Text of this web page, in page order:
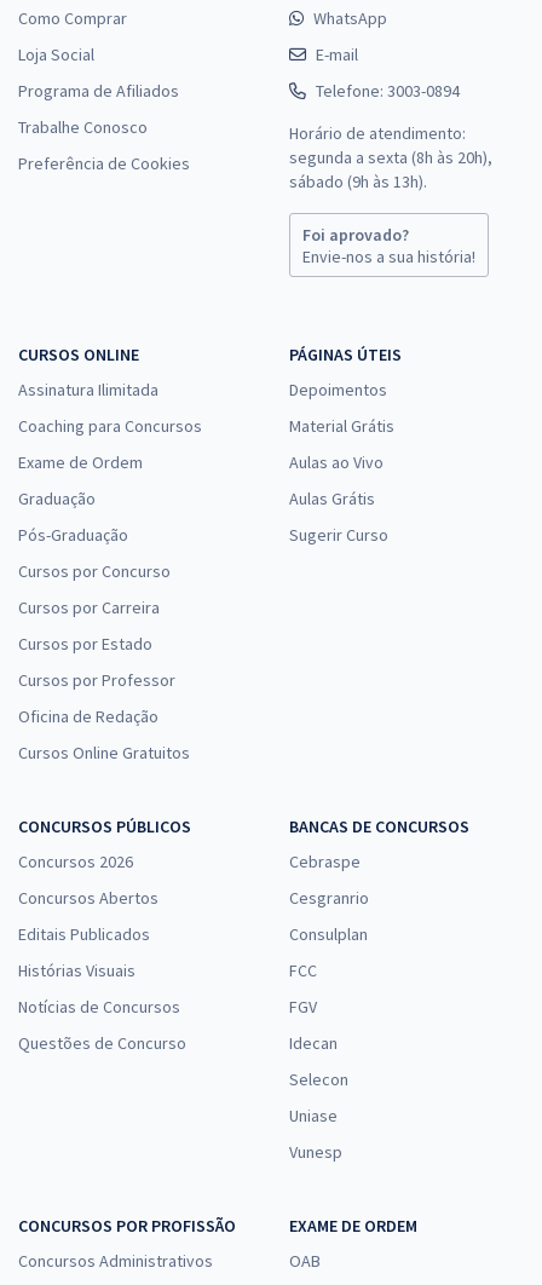
Como Comprar
Loja Social
Programa de Afiliados
Trabalhe Conosco
Preferência de Cookies
WhatsApp
E-mail
Telefone: 3003-0894
Horário de atendimento:
segunda a sexta (8h às 20h),
sábado (9h às 13h).
Foi aprovado?
Envie-nos a sua história!
CURSOS ONLINE
Assinatura Ilimitada
Coaching para Concursos
Exame de Ordem
Graduação
Pós-Graduação
Cursos por Concurso
Cursos por Carreira
Cursos por Estado
Cursos por Professor
Oficina de Redação
Cursos Online Gratuitos
PÁGINAS ÚTEIS
Depoimentos
Material Grátis
Aulas ao Vivo
Aulas Grátis
Sugerir Curso
CONCURSOS PÚBLICOS
Concursos 2026
Concursos Abertos
Editais Publicados
Histórias Visuais
Notícias de Concursos
Questões de Concurso
BANCAS DE CONCURSOS
Cebraspe
Cesgranrio
Consulplan
FCC
FGV
Idecan
Selecon
Uniase
Vunesp
CONCURSOS POR PROFISSÃO
Concursos Administrativos
EXAME DE ORDEM
OAB